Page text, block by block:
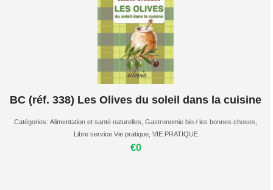
BC (réf. 338) Les Olives du soleil dans la cuisine
Catégories: Alimentation et santé naturelles Gastronomie bio / les bonnes choses
Libre service Vie pratique, VIE PRATIQUE
€0